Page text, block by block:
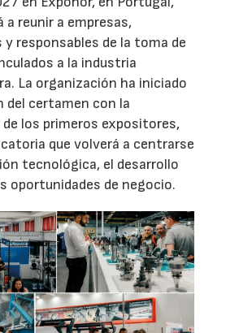
a reunir a empresas,
responsables de la toma de
a la industria
La organización ha iniciado
del certamen con la
los primeros expositores,
que volverá a centrarse
tecnológica, el desarrollo
oportunidades de negocio.